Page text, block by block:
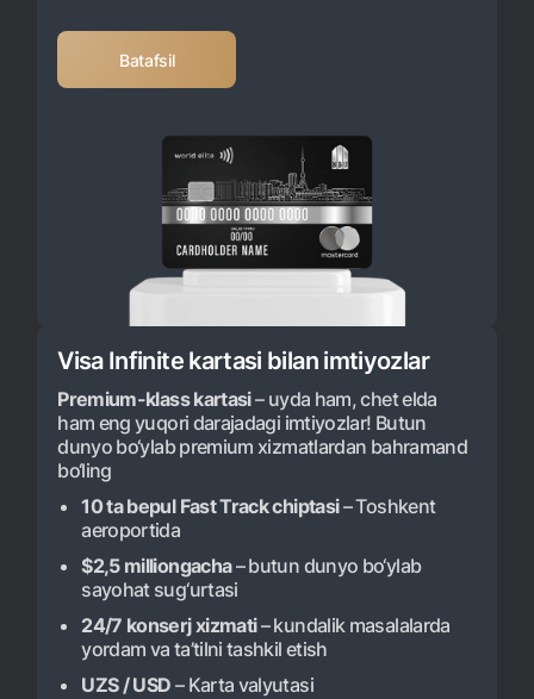
Batafsil
Visa Infinite kartasi bilan imtiyozlar
Premium-klass kartasi– uyda ham, chet elda
ham eng yuqori darajadagi imtiyozlar! Butun
dunyo bo‘ylab premium xizmatlardan bahramand
bo‘ling
10 ta bepul Fast Track chiptasi– Toshkent
aeroportida
$2,5 milliongacha– butun dunyo bo‘ylab
sayohat sug‘urtasi
24/7 konserj xizmati– kundalik masalalarda
yordam va ta’tilni tashkil etish
UZS / USD – Karta valyutasi